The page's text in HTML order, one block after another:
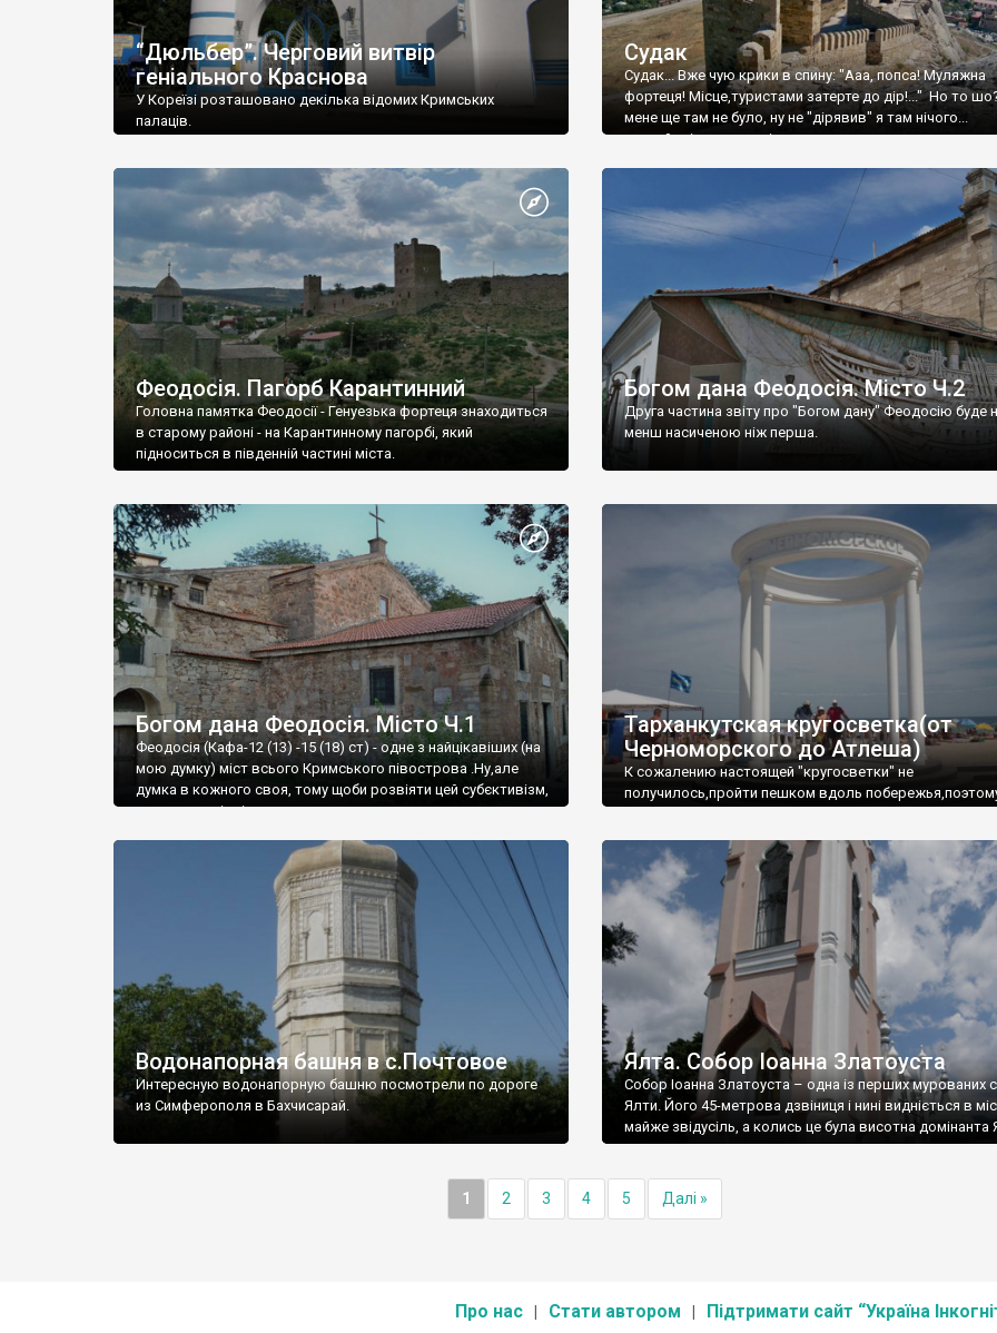
“Дюльбер”. Черговий витвір
геніального Краснова
У Кореїзі розташовано декілька відомих Кримських
палаців.
Судак
Судак... Вже чую крики в спину: "Ааа, попса! Муляжна
фортеця! Місце,туристами затерте до дір!..." Но то
мене ще там не було, ну не "дірявив" я там нічого...
принаймні до цього літа.
Феодосія. Пагорб Карантинний
Головна памятка Феодосії - Генуезька фортеця знаходиться
в старому районі - на Карантинному пагорбі, який
підноситься в південній частині міста.
Богом дана Феодосія. Місто Ч.2
Друга частина звіту про "Богом дану" Феодосію буде
менш насиченою ніж перша.
Богом дана Феодосія. Місто Ч.1
Феодосія (Кафа-12 (13) -15 (18) ст) - одне з найцікавіших (на
мою думку) міст всього Кримського півострова .Ну,але
думка в кожного своя, тому щоби розвіяти цей субєктивізм,
запрошую відвідати це
Тарханкутская кругосветка(от
Черноморского до Атлеша)
К сожалению настоящей "кругосветки" не
получилось,пройти пешком вдоль
Водонапорная башня в с.Почтовое
Интересную водонапорную башню посмотрели по дороге
из Симферополя в Бахчисарай.
Ялта. Собор Іоанна Златоуста
Собор Іоанна Златоуста – одна із перших мурованих
Ялти. Його 45-метрова дзвіниця і нині видніється в
майже звідусіль, а колись це була висотна домінанта
1 2 3 4 5 Далі »
Про нас Стати автором Підтримати сайт “Україна